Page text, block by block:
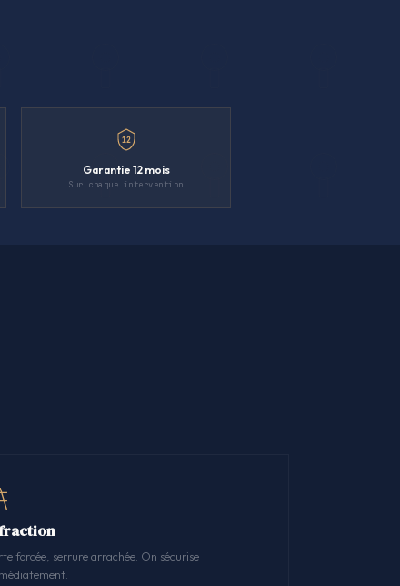
12
Garantie 12 mois
Sur chaque intervention
forcée, serrure arrachée. On sécurise